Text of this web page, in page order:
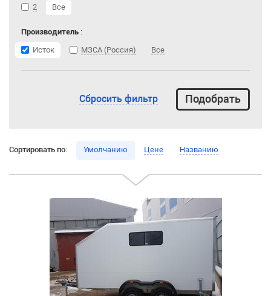
2
Все
Производитель :
Исток
МЗСА (Россия) Все
Сбросить фильтр
Сортировать по: Умолчанию Цене Названию